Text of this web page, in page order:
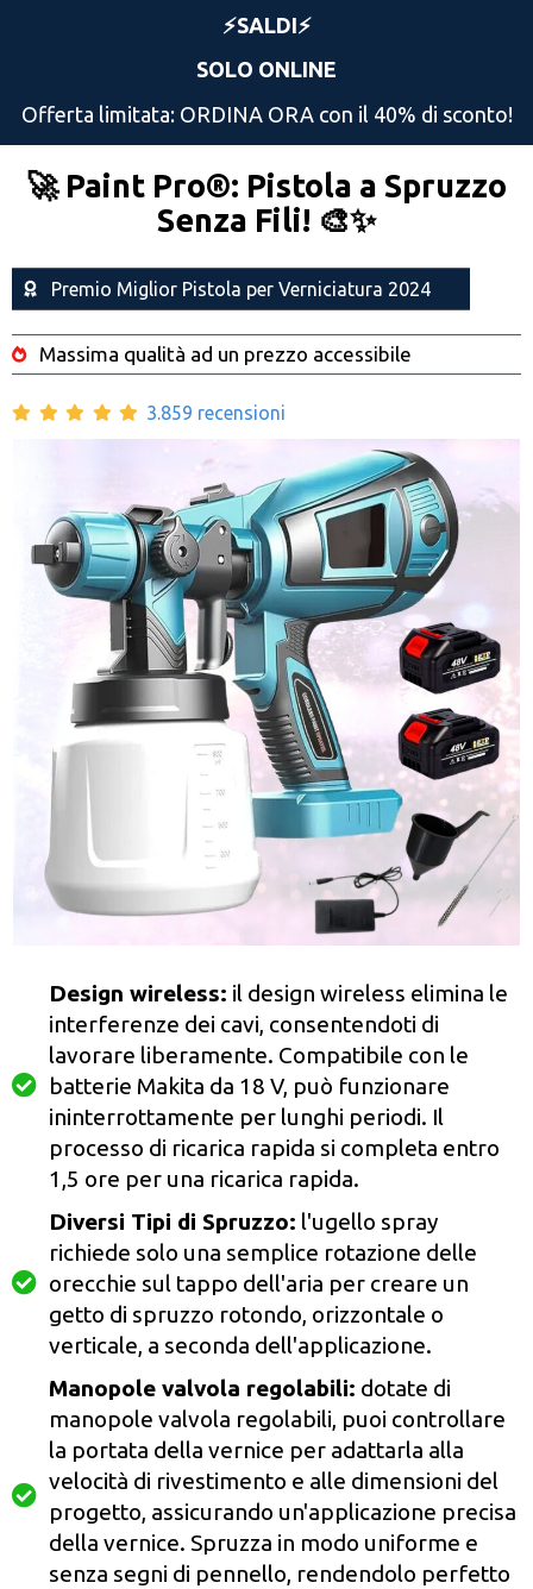
⚡️SALDI⚡️
SOLO ONLINE
Offerta limitata: ORDINA ORA con il 40% di sconto!
🚀 Paint Pro®: Pistola a Spruzzo
Senza Fili! 🎨✨
Premio Miglior Pistola per Verniciatura 2024
Massima qualità ad un prezzo accessibile
3.859 recensioni
Design wireless: il design wireless elimina le
interferenze dei cavi, consentendoti di
lavorare liberamente. Compatibile con le
batterie Makita da 18 V, può funzionare
ininterrottamente per lunghi periodi. Il
processo di ricarica rapida si completa entro
1,5 ore per una ricarica rapida.
Diversi Tipi di Spruzzo: l'ugello spray
richiede solo una semplice rotazione delle
orecchie sul tappo dell'aria per creare un
getto di spruzzo rotondo, orizzontale o
verticale, a seconda dell'applicazione.
Manopole valvola regolabili: dotate di
manopole valvola regolabili, puoi controllare
la portata della vernice per adattarla alla
velocità di rivestimento e alle dimensioni del
progetto, assicurando un'applicazione precisa
della vernice. Spruzza in modo uniforme e
senza segni di pennello, rendendolo perfetto